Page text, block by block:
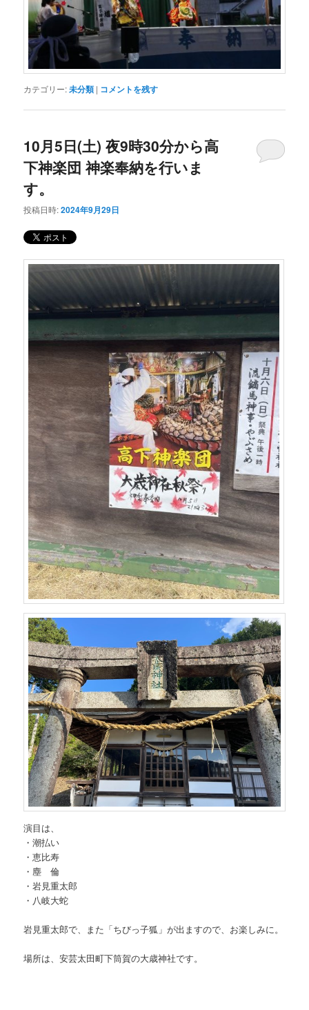
カテゴリー:未分類 | コメントを残す
10月5日(土) 夜9時30分から高
下神楽団 神楽奉納を行いま
す。
投稿日時:2024年9月29日
演目は、
・潮払い
・恵比寿
・塵 倫
・岩見重太郎
・八岐大蛇
岩見重太郎で、また「ちびっ子狐」が出ますので、お楽しみに。
場所は、安芸太田町下筒賀の大歳神社です。